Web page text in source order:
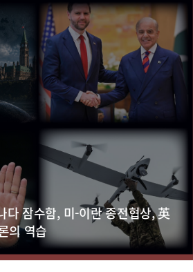
다 잠수함, 미-이란 종전협상, 英
의 역습